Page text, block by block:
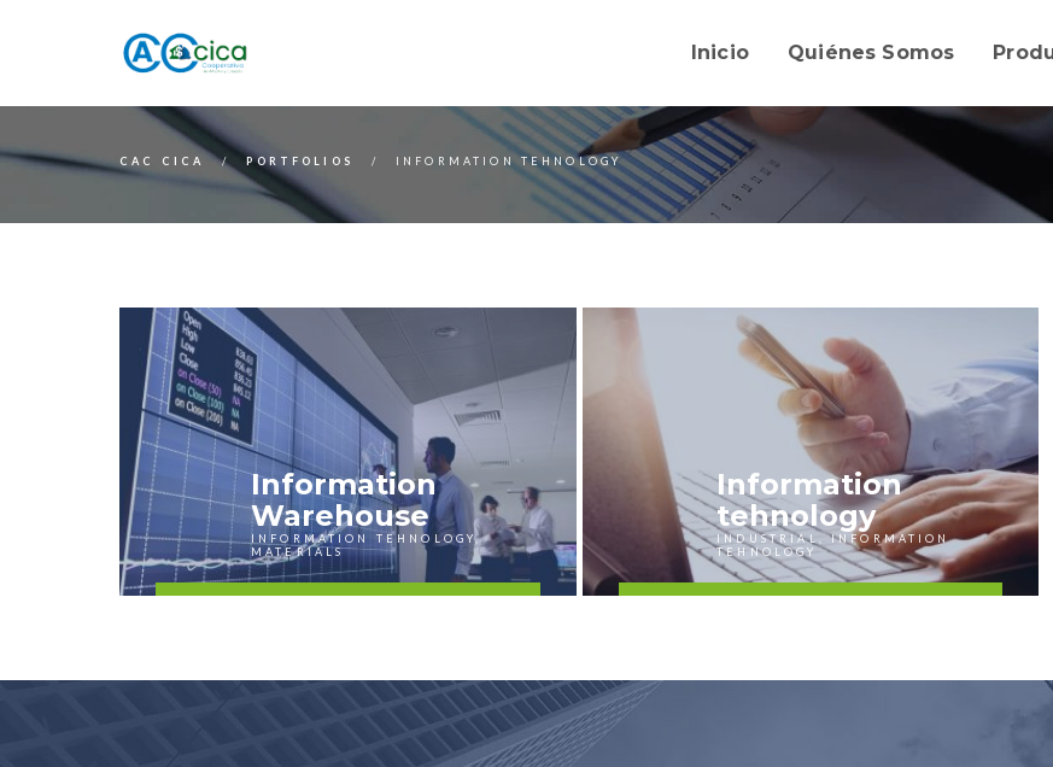
Inicio Quiénes Somos
CAC CICA PORTFOLIOS INFORMATION TEHNOLOGY
Information
Warehouse
INFORMATION TEHNOLOGY,
MATERIALS
Information
tehnology
INDUSTRIAL, INFORMATION
TEHNOLOGY